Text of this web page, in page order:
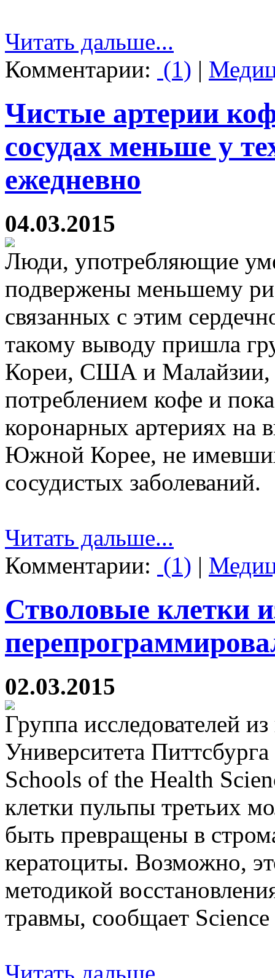
Читать дальше...
Комментарии: (1) |
Чистые артерии
сосудах меньше у
ежедневно
04.03.2015
Люди, употребляющие
подвержены меньшему
связанных с этим
такому выводу пришла
Кореи, США и Малайзии,
потреблением кофе и
коронарных артериях на
Южной Корее, не
сосудистых заболеваний.
Читать дальше...
Комментарии: (1) |
Стволовые клетки
02.03.2015
Группа исследователей
Университета
Schools of the Health
клетки пульпы третьих
быть превращены в
кератоциты. Возможно,
методикой
травмы, сообщает
Читать дальше...